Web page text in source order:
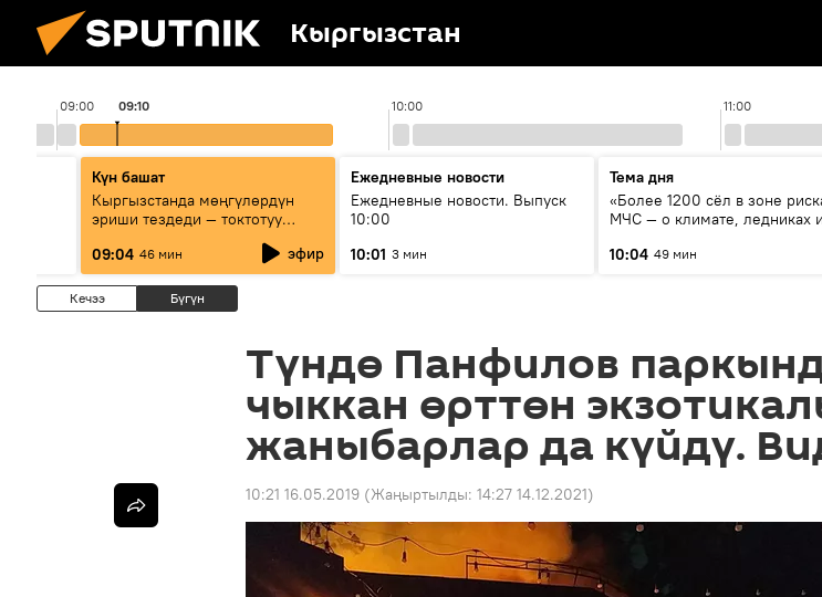
Кыргызстан
09:00 10:00 11:00
09:10
Күн башат
Кыргызстанда мөңгүлөрдүн
эриши тездеди — токтотуу
09:04 46 мин эфир
Ежедневные новости
Ежедневные новости. Выпуск
10:00
10:01 3 мин
Тема дня
«Более 1200 сёл в зоне
МЧС — о климате, ледниках и
населения
10:04 49 мин
Кечээ Бүгүн
Түндө Панфилов
чыккан өрттөн
жаныбарлар да күйдү.
10:21 16.05.2019 (Жаңыртылды: 14:27 14.12.2021)